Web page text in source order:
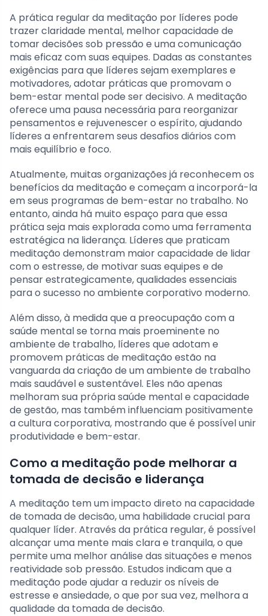
A prática regular da meditação por líderes pode
trazer claridade mental, melhor capacidade de
tomar decisões sob pressão e uma comunicação
mais eficaz com suas equipes. Dadas as constantes
exigências para que líderes sejam exemplares e
motivadores, adotar práticas que promovam o
bem-estar mental pode ser decisivo. A meditação
oferece uma pausa necessária para reorganizar
pensamentos e rejuvenescer o espírito, ajudando
líderes a enfrentarem seus desafios diários com
mais equilíbrio e foco.
Atualmente, muitas organizações já reconhecem os
benefícios da meditação e começam a incorporá-la
em seus programas de bem-estar no trabalho. No
entanto, ainda há muito espaço para que essa
prática seja mais explorada como uma ferramenta
estratégica na liderança. Líderes que praticam
meditação demonstram maior capacidade de lidar
com o estresse, de motivar suas equipes e de
pensar estrategicamente, qualidades essenciais
para o sucesso no ambiente corporativo moderno.
Além disso, à medida que a preocupação com a
saúde mental se torna mais proeminente no
ambiente de trabalho, líderes que adotam e
promovem práticas de meditação estão na
vanguarda da criação de um ambiente de trabalho
mais saudável e sustentável. Eles não apenas
melhoram sua própria saúde mental e capacidade
de gestão, mas também influenciam positivamente
a cultura corporativa, mostrando que é possível unir
produtividade e bem-estar.
Como a meditação pode melhorar a
tomada de decisão e liderança
A meditação tem um impacto direto na capacidade
de tomada de decisão, uma habilidade crucial para
qualquer líder. Através da prática regular, é possível
alcançar uma mente mais clara e tranquila, o que
permite uma melhor análise das situações e menos
reatividade sob pressão. Estudos indicam que a
meditação pode ajudar a reduzir os níveis de
estresse e ansiedade, o que por sua vez, melhora a
qualidade da tomada de decisão.